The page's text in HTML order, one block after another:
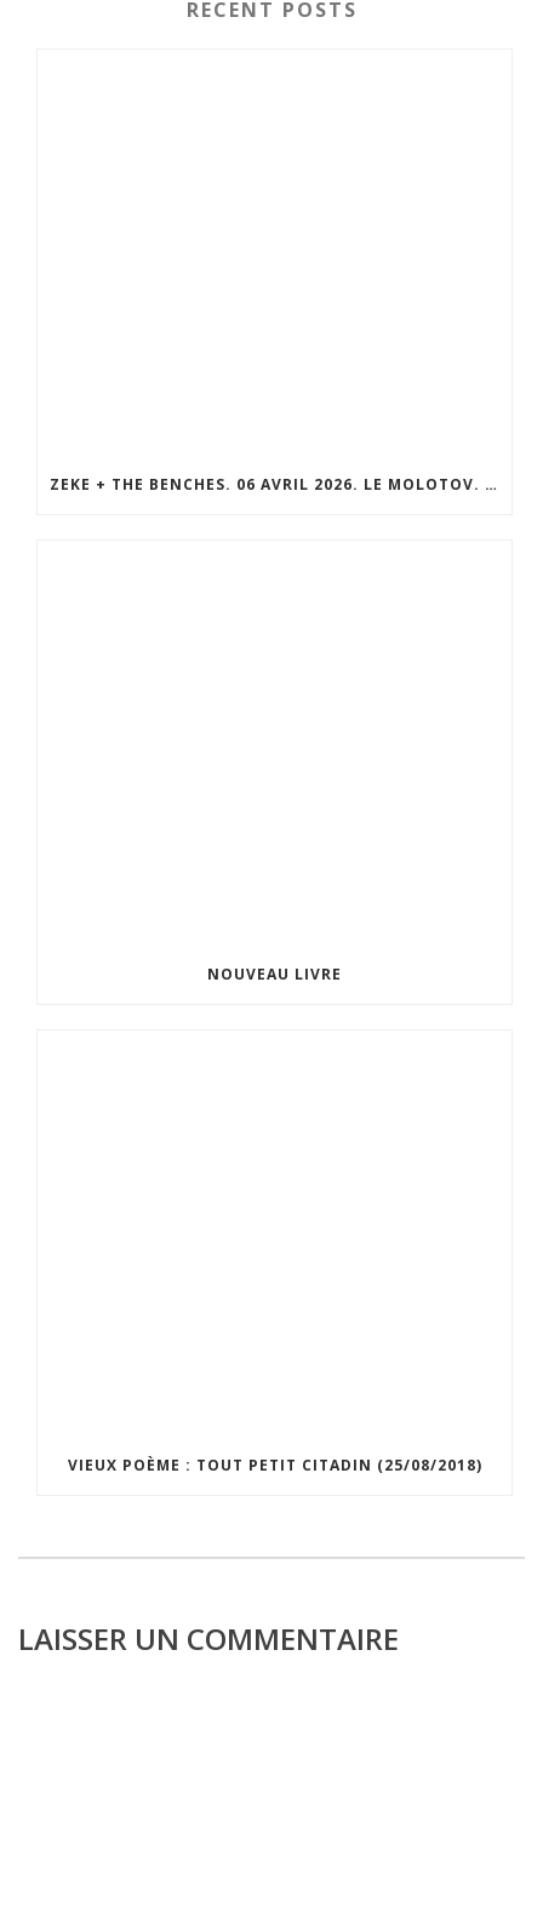
RECENT POSTS
ZEKE + THE BENCHES. 06 AVRIL 2026. LE MOLOTOV. MARSEILLE
NOUVEAU LIVRE
VIEUX POÈME : TOUT PETIT CITADIN (25/08/2018)
LAISSER UN COMMENTAIRE